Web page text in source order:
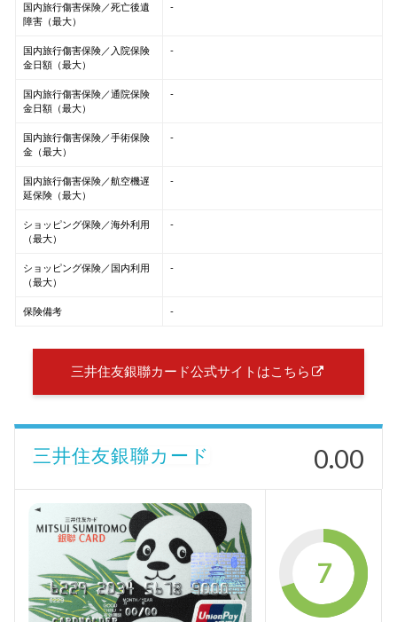
国内旅行傷害保険／死亡後遺
障害（最大）
-
国内旅行傷害保険／入院保険
金日額（最大）
-
国内旅行傷害保険／通院保険
金日額（最大）
-
国内旅行傷害保険／手術保険
金（最大）
-
国内旅行傷害保険／航空機遅
延保険（最大）
-
ショッピング保険／海外利用
（最大）
-
ショッピング保険／国内利用
（最大）
-
保険備考 -
三井住友銀聯カード公式サイトはこちら
三井住友銀聯カード 0.00
7